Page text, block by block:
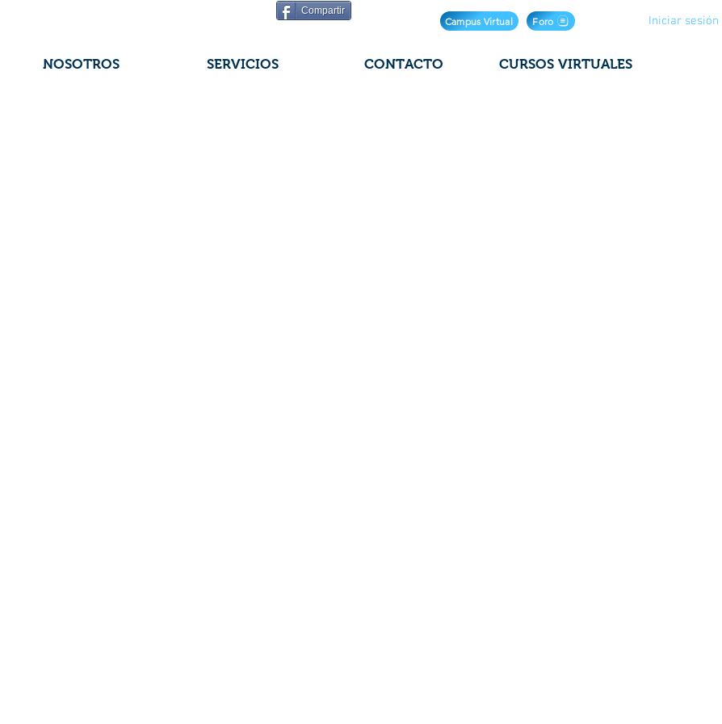
Compartir
Campus Virtual Foro Iniciar sesión
NOSOTROS SERVICIOS CONTACTO CURSOS VIRTUALES